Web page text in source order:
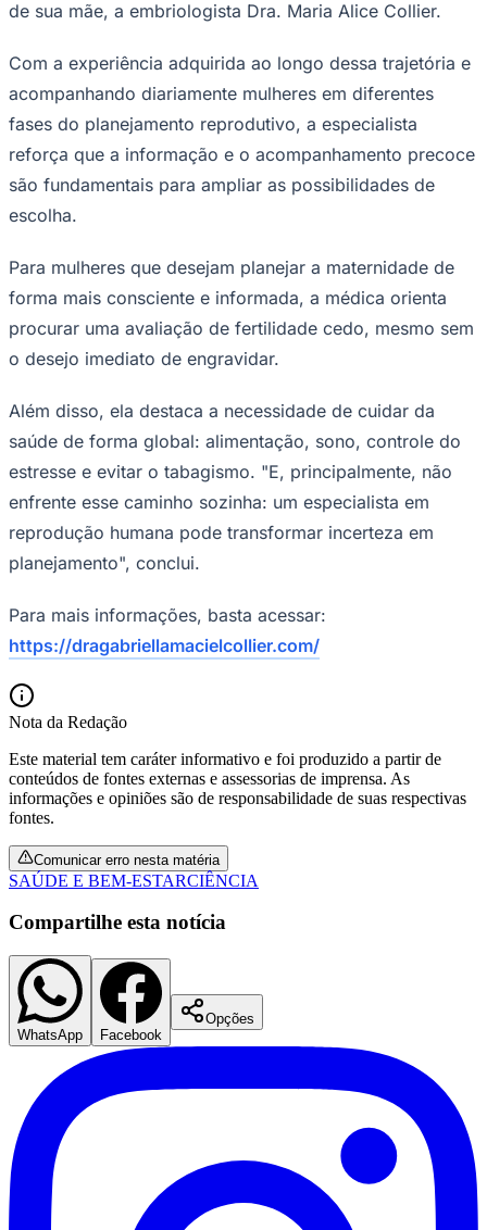
Fluminense
Vasco
de sua mãe, a embriologista Dra. Maria Alice Collier.
Com a experiência adquirida ao longo dessa trajetória e
acompanhando diariamente mulheres em diferentes
fases do planejamento reprodutivo, a especialista
reforçа que a informação e o acompanhamento precoce
são fundamentais para ampliar as possibilidades de
escolha.
Para mulheres que desejam planejar a maternidade de
forma mais consciente e informada, a médica orienta
procurar uma avaliação de fertilidade cedo, mesmo sem
o desejo imediato de engravidar.
Além disso, ela destaca a necessidade de cuidar da
saúde de forma global: alimentação, sono, controle do
estresse e evitar o tabagismo. "E, principalmente, não
enfrente esse caminho sozinha: um especialista em
reprodução humana pode transformar incerteza em
planejamento", conclui.
Para mais informações, basta acessar:
https://dragabriellamacielcollier.com/
Nota da Redação
Este material tem caráter informativo e foi produzido a partir de
conteúdos de fontes externas e assessorias de imprensa. As
informações e opiniões são de responsabilidade de suas respectivas
fontes.
Comunicar erro nesta matéria
SAÚDE E BEM-ESTARCIÊNCIA
Compartilhe esta notícia
WhatsApp Facebook
Opções